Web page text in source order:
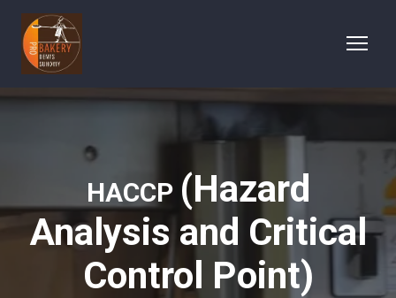
HACCP (Hazard
Analysis and Critical
Control Point)